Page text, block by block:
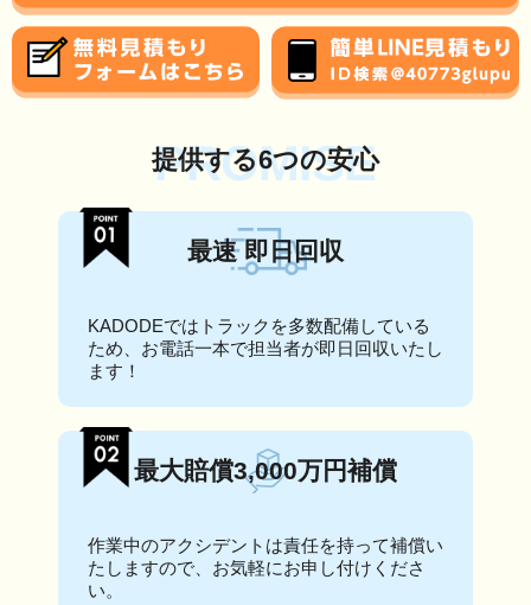
PROMISE
提供する6つの安心
最速 即日回収
KADODEではトラックを多数配備している
ため、お電話一本で担当者が即日回収いたし
ます！
最大賠償3,000万円補償
作業中のアクシデントは責任を持って補償い
たしますので、お気軽にお申し付けくださ
い。